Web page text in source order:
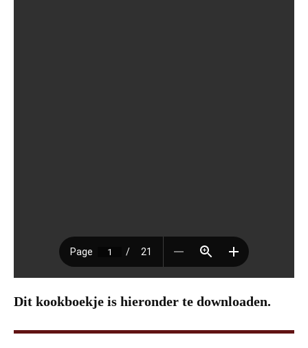
Dit kookboekje is hieronder te downloaden.